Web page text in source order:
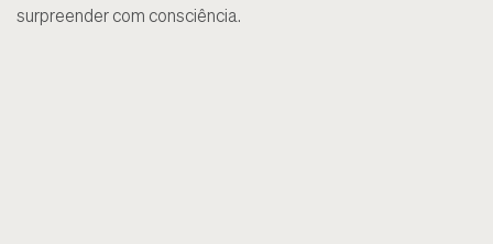
surpreender com consciência.